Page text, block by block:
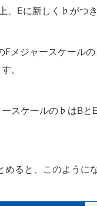
、Eに新しく♭がつき
Fメジャースケール
。
スケールの♭はBと
ると、このように